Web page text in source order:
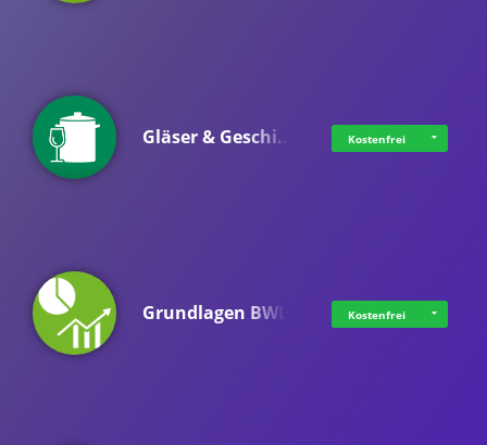
Gläser & Geschi… Kostenfrei
Grundlagen BWL Kostenfrei